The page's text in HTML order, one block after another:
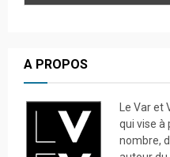
A PROPOS
Le Var et
qui vise à
nombre,